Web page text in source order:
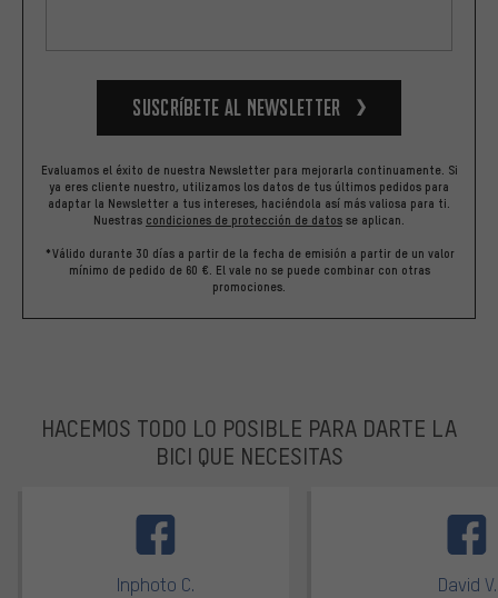
Suscríbete al newsletter
Evaluamos el éxito de nuestra Newsletter para mejorarla continuamente. Si
ya eres cliente nuestro, utilizamos los datos de tus últimos pedidos para
adaptar la Newsletter a tus intereses, haciéndola así más valiosa para ti.
Nuestras condiciones de protección de datos se aplican.
*Válido durante 30 días a partir de la fecha de emisión a partir de un valor
mínimo de pedido de 60 €. El vale no se puede combinar con otras
promociones.
HACEMOS TODO LO POSIBLE PARA DARTE LA
BICI QUE NECESITAS
Inphoto C. David V.